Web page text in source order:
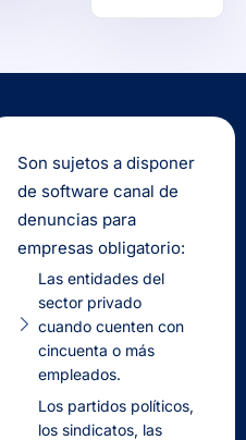
Son sujetos a disponer
de software canal de
denuncias para
empresas obligatorio:
Las entidades del
sector privado
cuando cuenten con
cincuenta o más
empleados.
Los partidos políticos,
los sindicatos, las